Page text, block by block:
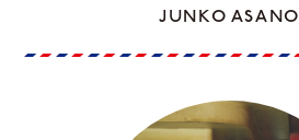
JUNKO ASANO